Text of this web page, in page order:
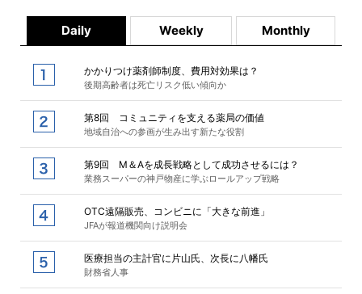
Daily Weekly Monthly
かかりつけ薬剤師制度、費用対効果は？
後期高齢者は死亡リスク低い傾向か
第8回 コミュニティを支える薬局の価値
地域自治への参画が生み出す新たな役割
第9回 M＆Aを成長戦略として成功させるには？
業務スーパーの神戸物産に学ぶロールアップ戦略
OTC遠隔販売、コンビニに「大きな前進」
JFAが報道機関向け説明会
医療担当の主計官に片山氏、次長に八幡氏
財務省人事